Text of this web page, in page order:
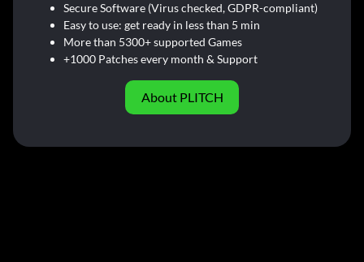
Secure Software (Virus checked, GDPR-compliant)
Easy to use: get ready in less than 5 min
More than 5300+ supported Games
+1000 Patches every month & Support
About PLITCH